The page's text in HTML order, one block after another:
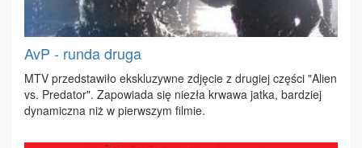
AvP - runda druga
MTV przed­sta­wi­ło eks­klu­zyw­ne zdję­cie z dru­giej czę­ści "Alien
vs. Pre­da­tor". Za­po­wia­da się nie­zła krwa­wa jat­ka, bar­dziej
dy­na­micz­na niż w pierw­szym fil­mie.